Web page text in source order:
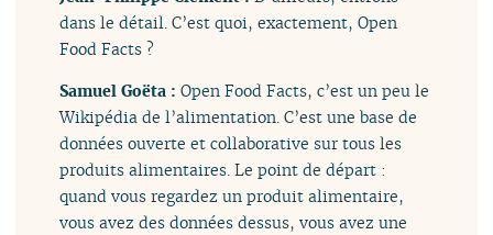
dans le détail. C’est quoi, exactement, Open
Food Facts ?
Samuel Goëta :Open Food Facts, c’est un peu le
Wikipédia de l’alimentation. C’est une base de
données ouverte et collaborative sur tous les
produits alimentaires. Le point de départ :
quand vous regardez un produit alimentaire,
vous avez des données dessus, vous avez une